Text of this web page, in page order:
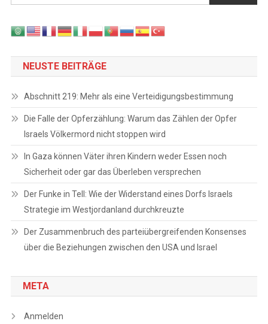
NEUSTE BEITRÄGE
Abschnitt 219: Mehr als eine Verteidigungsbestimmung
Die Falle der Opferzählung: Warum das Zählen der Opfer
Israels Völkermord nicht stoppen wird
In Gaza können Väter ihren Kindern weder Essen noch
Sicherheit oder gar das Überleben versprechen
Der Funke in Tell: Wie der Widerstand eines Dorfs Israels
Strategie im Westjordanland durchkreuzte
Der Zusammenbruch des parteiübergreifenden Konsenses
über die Beziehungen zwischen den USA und Israel
META
Anmelden